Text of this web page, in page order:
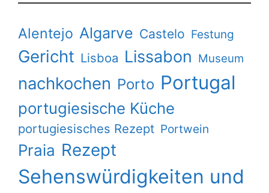
Alentejo Algarve Castelo Festung
Gericht Lisboa Lissabon Museum
nachkochen Porto Portugal
portugiesische Küche
portugiesisches Rezept Portwein
Praia Rezept
Sehenswürdigkeiten und